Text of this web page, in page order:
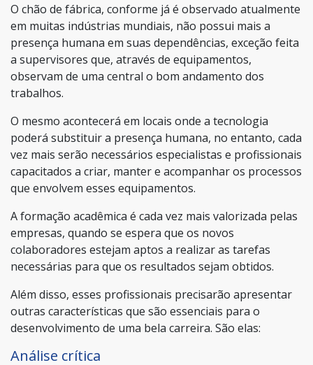
O chão de fábrica, conforme já é observado atualmente
em muitas indústrias mundiais, não possui mais a
presença humana em suas dependências, exceção feita
a supervisores que, através de equipamentos,
observam de uma central o bom andamento dos
trabalhos.
O mesmo acontecerá em locais onde a tecnologia
poderá substituir a presença humana, no entanto, cada
vez mais serão necessários especialistas e profissionais
capacitados a criar, manter e acompanhar os processos
que envolvem esses equipamentos.
A formação acadêmica é cada vez mais valorizada pelas
empresas, quando se espera que os novos
colaboradores estejam aptos a realizar as tarefas
necessárias para que os resultados sejam obtidos.
Além disso, esses profissionais precisarão apresentar
outras características que são essenciais para o
desenvolvimento de uma bela carreira. São elas:
Análise crítica